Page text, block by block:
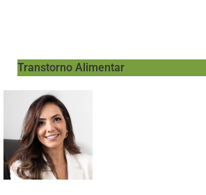
Transtorno Alimentar